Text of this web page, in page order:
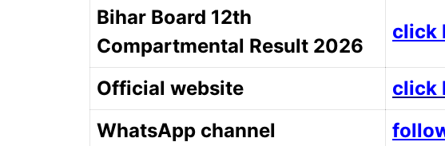
Bihar Board 12th
Compartmental Result 2026
click
Official website
click
WhatsApp channel